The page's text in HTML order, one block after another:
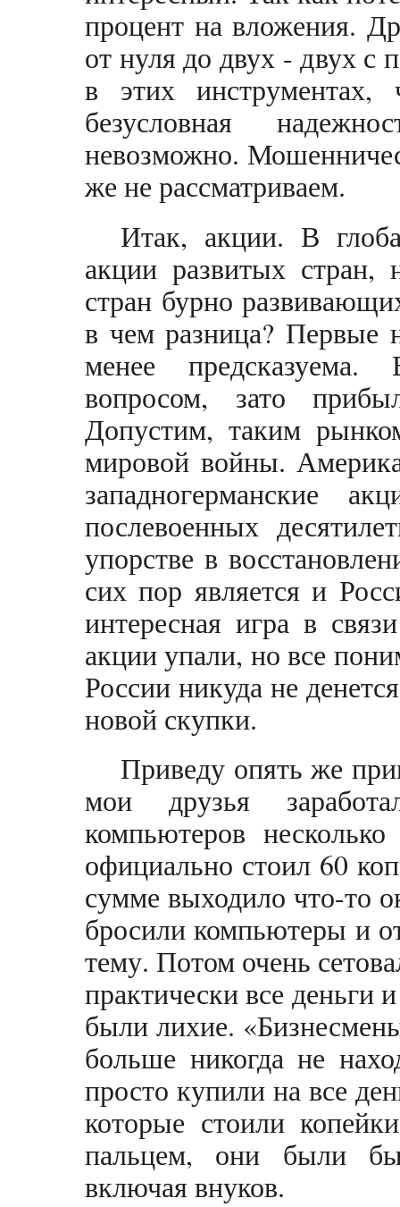
процент на вложения.
от нуля до двух - двух с
в этих
безусловная
невозможно.
же не рассматриваем.
Итак, акции. В
акции развитых
стран бурно
в чем разница? Первые
менее
вопросом, зато
Допустим, таким
мировой войны.
западногерманские
послевоенных
упорстве в
сих пор является и
интересная игра в
акции упали, но все
России никуда не
новой скупки.
Приведу опять же
мои друзья
компьютеров
официально стоил 60
сумме выходило что-то
бросили компьютеры и
тему. Потом очень
практически все деньги
были лихие.
больше никогда не
просто купили на все
которые стоили
пальцем, они были
включая внуков.